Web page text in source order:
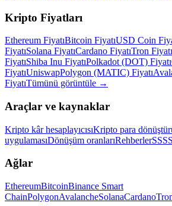
Kripto Fiyatları
Ethereum FiyatıBitcoin FiyatıUSD Coin
FiyatıSolana FiyatıCardano FiyatıTron Fiyatı
FiyatıShiba Inu FiyatıPolkadot (DOT) Fiyatı
FiyatıUniswapPolygon (MATIC) Fiyatı
FiyatıTümünü görüntüle →
Araçlar ve kaynaklar
Kripto kâr hesaplayıcısıKripto para
uygulamasıDönüşüm oranlarıRehberlerSSS
Ağlar
EthereumBitcoinBinance Smart
ChainPolygonAvalancheSolanaCardano